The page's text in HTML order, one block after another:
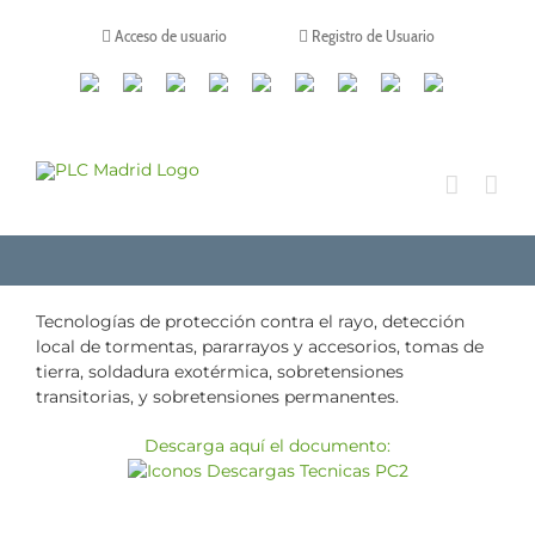
Acceso de usuario Registro de Usuario
CanalesLinkedinYoutubeTiktokFacebookInstagram
X TwitchContacto
Tecnologías de protección contra el rayo, detección
local de tormentas, pararrayos y accesorios, tomas de
tierra, soldadura exotérmica, sobretensiones
transitorias, y sobretensiones permanentes.
Descarga aquí el documento: